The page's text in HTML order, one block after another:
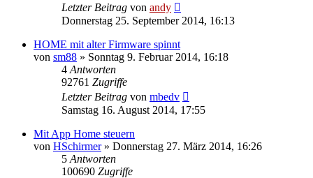
Letzter Beitrag von andy
Donnerstag 25. September 2014, 16:13
HOME mit alter Firmware spinnt
von sm88 » Sonntag 9. Februar 2014, 16:18
4 Antworten
92761 Zugriffe
Letzter Beitrag von mbedv
Samstag 16. August 2014, 17:55
Mit App Home steuern
von HSchirmer» Donnerstag 27. März 2014, 16:26
5 Antworten
100690 Zugriffe